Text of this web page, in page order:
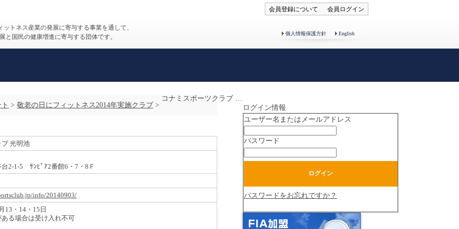
会員登録について 会員ログイン
ットネス産業の発展に寄与する事業を通して、
と国民の健康増進に寄与する団体です。
個人情報保護方針 English
> 敬老の日にフィットネス2014年実施クラブ >
コナミスポーツクラブ 光明池
光明池
2-1-5 ｻﾝﾋﾟｱ2番館6・7・8Ｆ
info/20140903/
・14・15日
る場合は受け入れ不可
ログイン情報
ユーザー名またはメールアドレス
パスワード
パスワードをお忘れですか？